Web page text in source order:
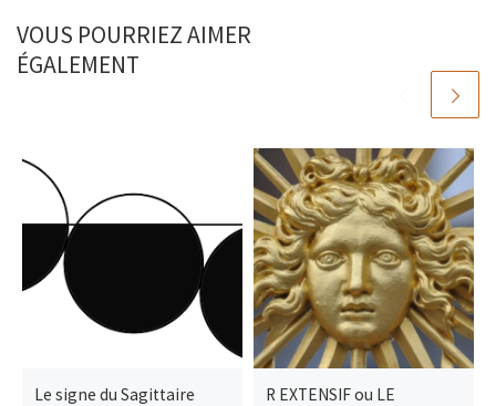
VOUS POURRIEZ AIMER
ÉGALEMENT
Le signe du Sagittaire
R EXTENSIF ou LE